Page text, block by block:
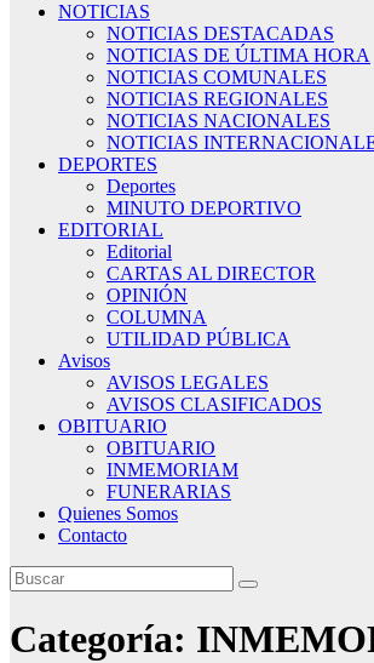
NOTICIAS
NOTICIAS DESTACADAS
NOTICIAS DE ÚLTIMA HORA
NOTICIAS COMUNALES
NOTICIAS REGIONALES
NOTICIAS NACIONALES
NOTICIAS
DEPORTES
Deportes
MINUTO DEPORTIVO
EDITORIAL
Editorial
CARTAS AL DIRECTOR
OPINIÓN
COLUMNA
UTILIDAD PÚBLICA
Avisos
AVISOS LEGALES
AVISOS CLASIFICADOS
OBITUARIO
OBITUARIO
INMEMORIAM
FUNERARIAS
Quienes Somos
Contacto
Categoría: